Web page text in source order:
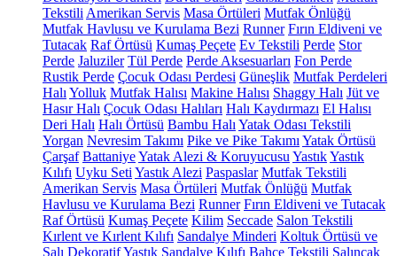
Tekstili Amerikan Servis Masa Örtüleri Mutfak Önlüğü
Mutfak Havlusu ve Kurulama Bezi Runner Fırın Eldiveni ve
Tutacak Raf Örtüsü Kumaş Peçete Ev Tekstili Perde Stor
Perde Jaluziler Tül Perde Perde Aksesuarları Fon Perde
Rustik Perde Çocuk Odası Perdesi Güneşlik Mutfak Perdeleri
Halı Yolluk Mutfak Halısı Makine Halısı Shaggy Halı Jüt ve
Hasır Halı Çocuk Odası Halıları Halı Kaydırmazı El Halısı
Deri Halı Halı Örtüsü Bambu Halı Yatak Odası Tekstili
Yorgan Nevresim Takımı Pike ve Pike Takımı Yatak Örtüsü
Çarşaf BattaniyeYatak Alezi & Koruyucusu YastıkYastık
Kılıfı Uyku Seti Yastık Alezi Paspaslar Mutfak Tekstili
Amerikan Servis Masa Örtüleri Mutfak Önlüğü Mutfak
Havlusu ve Kurulama Bezi Runner Fırın Eldiveni ve Tutacak
Raf Örtüsü Kumaş Peçete Kilim Seccade Salon Tekstili
Kırlent ve Kırlent Kılıfı Sandalye Minderi Koltuk Örtüsü ve
Şalı Dekoratif Yastık Sandalye Kılıfı Bahçe Tekstili Salıncak